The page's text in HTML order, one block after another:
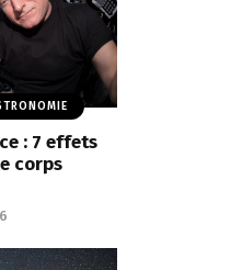
: 7 effets
corps